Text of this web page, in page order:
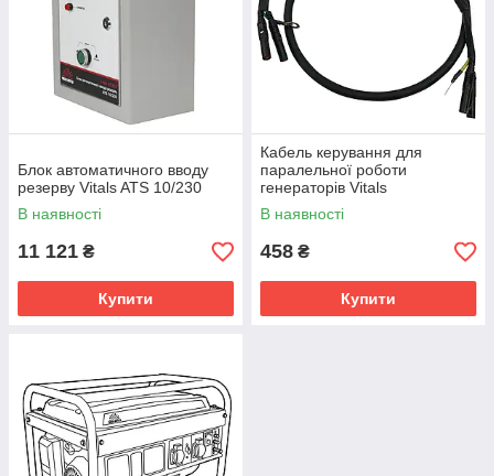
Блок автоматичного вводу
резерву Vitals ATS 10/230
В наявності
11 121 ₴
Купити
Кабель керування для
паралельної роботи
генераторів Vitals
В наявності
458 ₴
Купити